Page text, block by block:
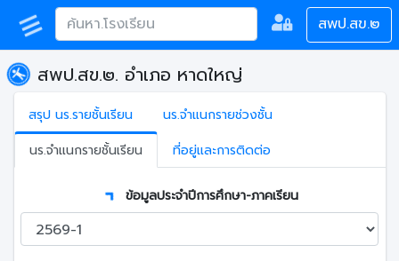
สพป.สข.๒
สพป.สข.๒. อำเภอ หาดใหญ่
สรุป นร.รายชั้นเรียน
นร.จำแนกรายช่วงชั้น
นร.จำแนกรายชั้นเรียน
ที่อยู่และการติดต่อ
ข้อมูลประจำปีการศึกษา-ภาคเรียน